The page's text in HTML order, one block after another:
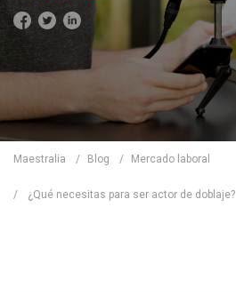
Maestralia / Blog / Mercado laboral
/ ¿Qué necesitas para ser actor de doblaje?